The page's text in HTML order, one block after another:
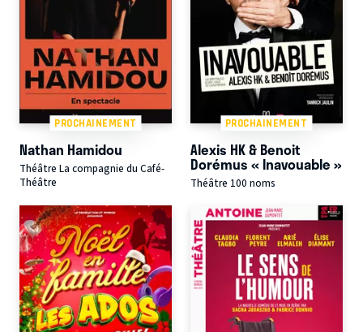
PROCHAINEMENT
Nathan Hamidou
Théâtre La compagnie du Café-
Théâtre
PROCHAINEMENT
Alexis HK & Benoit
Dorémus « Inavouable »
Théâtre 100 noms